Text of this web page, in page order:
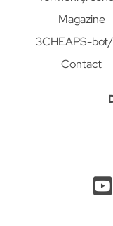
Magazine
3CHEAPS-
Contact